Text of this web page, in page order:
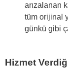
arızalanan
tüm orijinal
günkü gibi
Hizmet